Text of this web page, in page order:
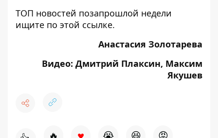
ТОП новостей позапрошлой недели
ищите по этой ссылке.
Анастасия Золотарева
Видео: Дмитрий Плаксин, Максим
Якушев
🔥 😭 😆 😡